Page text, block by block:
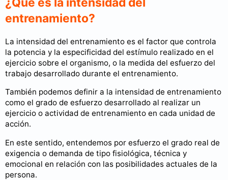
entrenamiento?
La intensidad del entrenamiento es el factor que controla
la potencia y la especificidad del estímulo realizado en el
ejercicio sobre el organismo, o la medida del esfuerzo del
trabajo desarrollado durante el entrenamiento.
También podemos definir a la intensidad de entrenamiento
como el grado de esfuerzo desarrollado al realizar un
ejercicio o actividad de entrenamiento en cada unidad de
acción.
En este sentido, entendemos por esfuerzo el grado real de
exigencia o demanda de tipo fisiológica, técnica y
emocional en relación con las posibilidades actuales de la
persona.